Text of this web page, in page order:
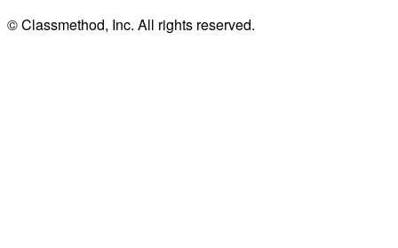
© Classmethod, Inc. All rights reserved.